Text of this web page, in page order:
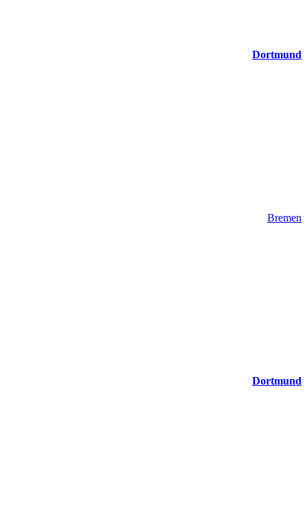
Dortmund
Bremen
Dortmund